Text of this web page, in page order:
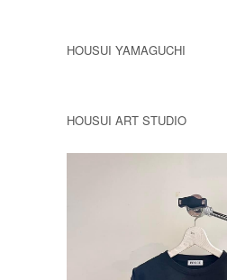
HOUSUI YAMAGUCHI
HOUSUI ART STUDIO